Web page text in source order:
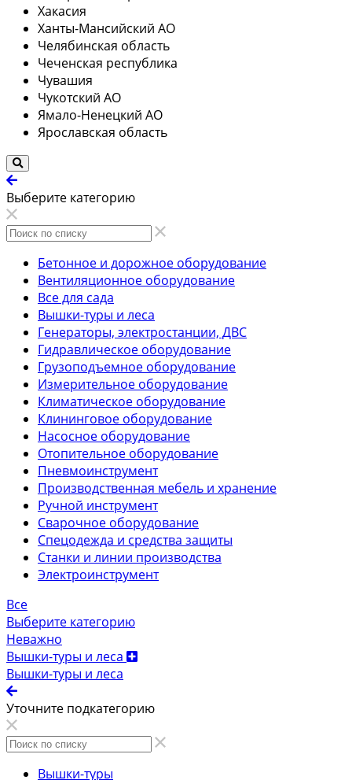
Хакасия
Ханты-Мансийский АО
Челябинская область
Чеченская республика
Чувашия
Чукотский АО
Ямало-Ненецкий АО
Ярославская область
Выберите категорию
Бетонное и дорожное оборудование
Вентиляционное оборудование
Все для сада
Вышки-туры и леса
Генераторы, электростанции, ДВС
Гидравлическое оборудование
Грузоподъемное оборудование
Измерительное оборудование
Климатическое оборудование
Клининговое оборудование
Насосное оборудование
Отопительное оборудование
Пневмоинструмент
Производственная мебель и хранение
Ручной инструмент
Сварочное оборудование
Спецодежда и средства защиты
Станки и линии производства
Электроинструмент
Все
Выберите категорию
Неважно
Вышки-туры и леса
Вышки-туры и леса
Уточните подкатегорию
Вышки-туры